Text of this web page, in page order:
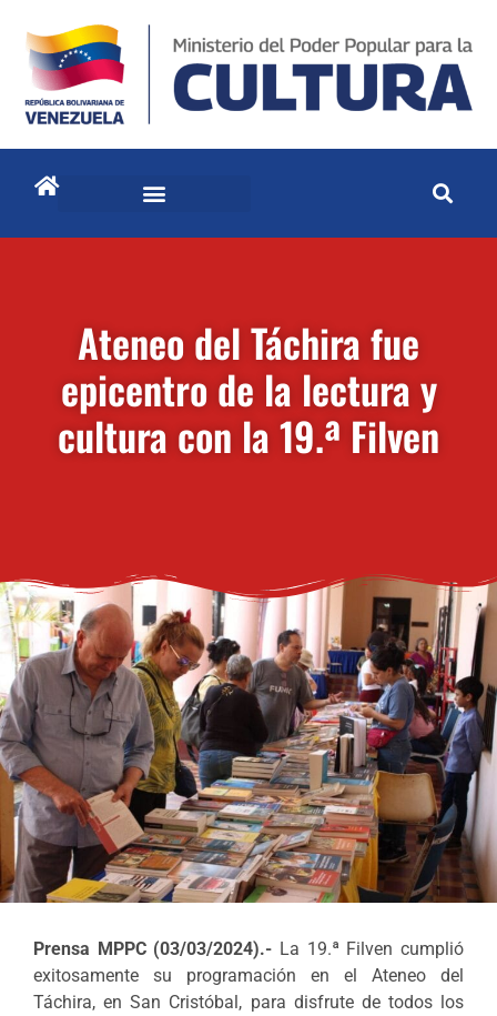
Ateneo del Táchira fue
epicentro de la lectura y
cultura con la 19.ª Filven
Prensa MPPC (03/03/2024).- La 19.ª Filven cumplió
exitosamente su programación en el Ateneo del
Táchira, en San Cristóbal, para disfrute de todos los